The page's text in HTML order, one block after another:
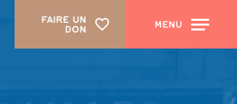
FAIRE UN
DON
MENU